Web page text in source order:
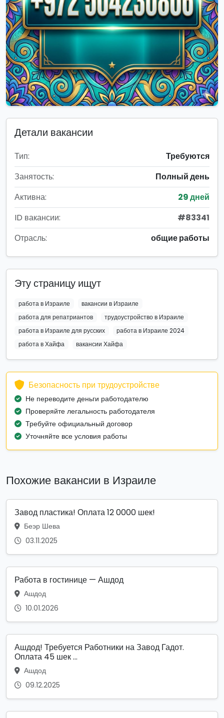
Детали вакансии
Тип:
Требуются
Занятость:
Полный день
Активна:
29 дней
ID вакансии:
#83341
Отрасль:
общие работы
Эту страницу ищут
работа в Израиле
вакансии в Израиле
работа для репатриантов
трудоустройство в Израиле
работа в Израиле для русских
работа в Израиле 2024
работа в Хайфа
вакансии Хайфа
Безопасность при трудоустройстве
Не переводите деньги работодателю
Проверяйте легальность работодателя
Требуйте официальный договор
Уточняйте все условия работы
Похожие вакансии в Израиле
Завод пластика! Оплата 12 0000 шек!
Беэр Шева
03.11.2025
Работа в гостинице — Ашдод
Ашдод
10.01.2026
Ашдод! Требуется Работники на Завод Гадот.
Оплата 45 шек ...
Ашдод
09.12.2025